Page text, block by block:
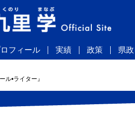
フィール 実績 政策 県
ル•ライター』